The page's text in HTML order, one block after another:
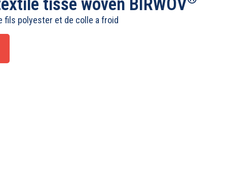
tissé woven BIRWOV
fils polyester et de colle a froid